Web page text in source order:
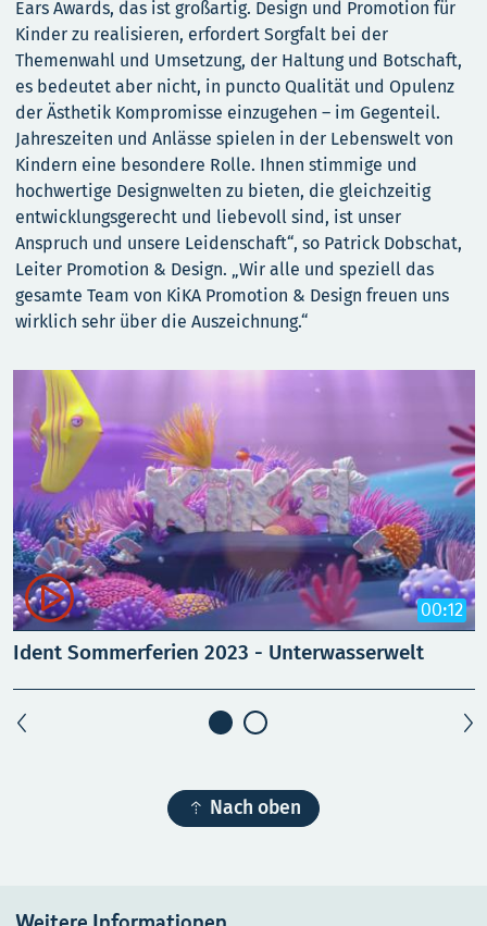
Ears Awards, das ist großartig. Design und Promotion für
Kinder zu realisieren, erfordert Sorgfalt bei der
Themenwahl und Umsetzung, der Haltung und Botschaft,
es bedeutet aber nicht, in puncto Qualität und Opulenz
der Ästhetik Kompromisse einzugehen – im Gegenteil.
Jahreszeiten und Anlässe spielen in der Lebenswelt von
Kindern eine besondere Rolle. Ihnen stimmige und
hochwertige Designwelten zu bieten, die gleichzeitig
entwicklungsgerecht und liebevoll sind, ist unser
Anspruch und unsere Leidenschaft“, so Patrick Dobschat,
Leiter Promotion & Design. „Wir alle und speziell das
gesamte Team von KiKA Promotion & Design freuen uns
wirklich sehr über die Auszeichnung.“
 00:12
Ident Sommerferien 2023 - Unterwasserwelt
 Nach oben